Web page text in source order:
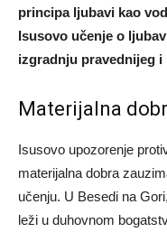
principa ljubavi kao
Isusovo učenje o
izgradnju pravednijeg
Materijalna
Isusovo upozorenje
materijalna dobra
učenju. U Besedi na
leži u duhovnom